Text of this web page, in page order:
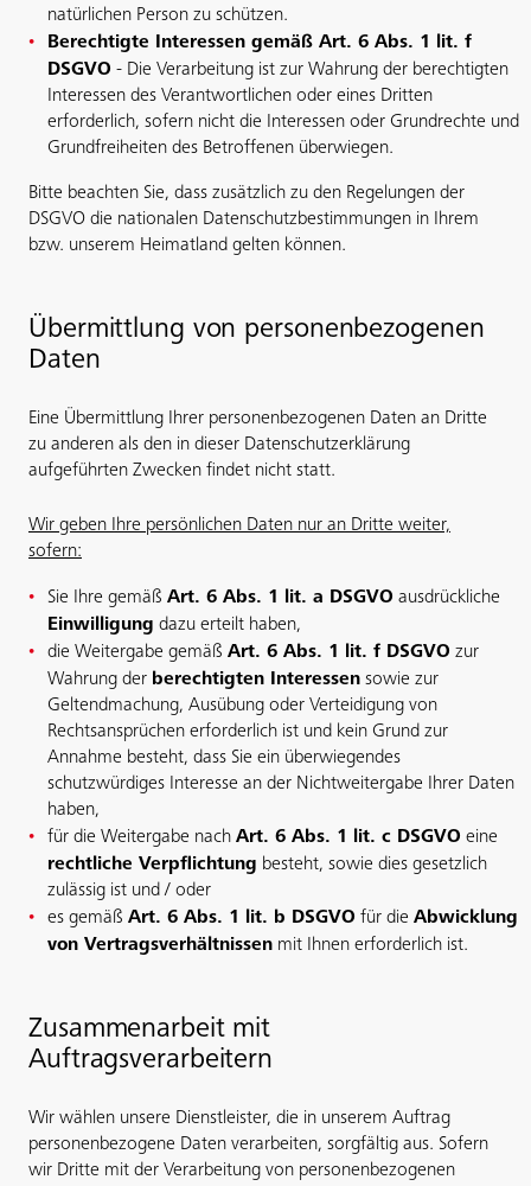
natürlichen Person zu schützen.
Berechtigte Interessen gemäß Art. 6 Abs. 1 lit. f
DSGVO - Die Verarbeitung ist zur Wahrung der berechtigten
Interessen des Verantwortlichen oder eines Dritten
erforderlich, sofern nicht die Interessen oder Grundrechte und
Grundfreiheiten des Betroffenen überwiegen.
Bitte beachten Sie, dass zusätzlich zu den Regelungen der
DSGVO die nationalen Datenschutzbestimmungen in Ihrem
bzw. unserem Heimatland gelten können.
Übermittlung von personenbezogenen
Daten
Eine Übermittlung Ihrer personenbezogenen Daten an Dritte
zu anderen als den in dieser Datenschutzerklärung
aufgeführten Zwecken findet nicht statt.
Wir geben Ihre persönlichen Daten nur an Dritte weiter,
sofern:
Sie Ihre gemäß Art. 6 Abs. 1 lit. a DSGVO ausdrückliche
Einwilligung dazu erteilt haben,
die Weitergabe gemäß Art. 6 Abs. 1 lit. f DSGVO zur
Wahrung der berechtigten Interessen sowie zur
Geltendmachung, Ausübung oder Verteidigung von
Rechtsansprüchen erforderlich ist und kein Grund zur
Annahme besteht, dass Sie ein überwiegendes
schutzwürdiges Interesse an der Nichtweitergabe Ihrer Daten
haben,
für die Weitergabe nach Art. 6 Abs. 1 lit. c DSGVO eine
rechtliche Verpflichtung besteht, sowie dies gesetzlich
zulässig ist und / oder
es gemäß Art. 6 Abs. 1 lit. b DSGVO für die Abwicklung
von Vertragsverhältnissen mit Ihnen erforderlich ist.
Zusammenarbeit mit
Auftragsverarbeitern
Wir wählen unsere Dienstleister, die in unserem Auftrag
personenbezogene Daten verarbeiten, sorgfältig aus. Sofern
wir Dritte mit der Verarbeitung von personenbezogenen